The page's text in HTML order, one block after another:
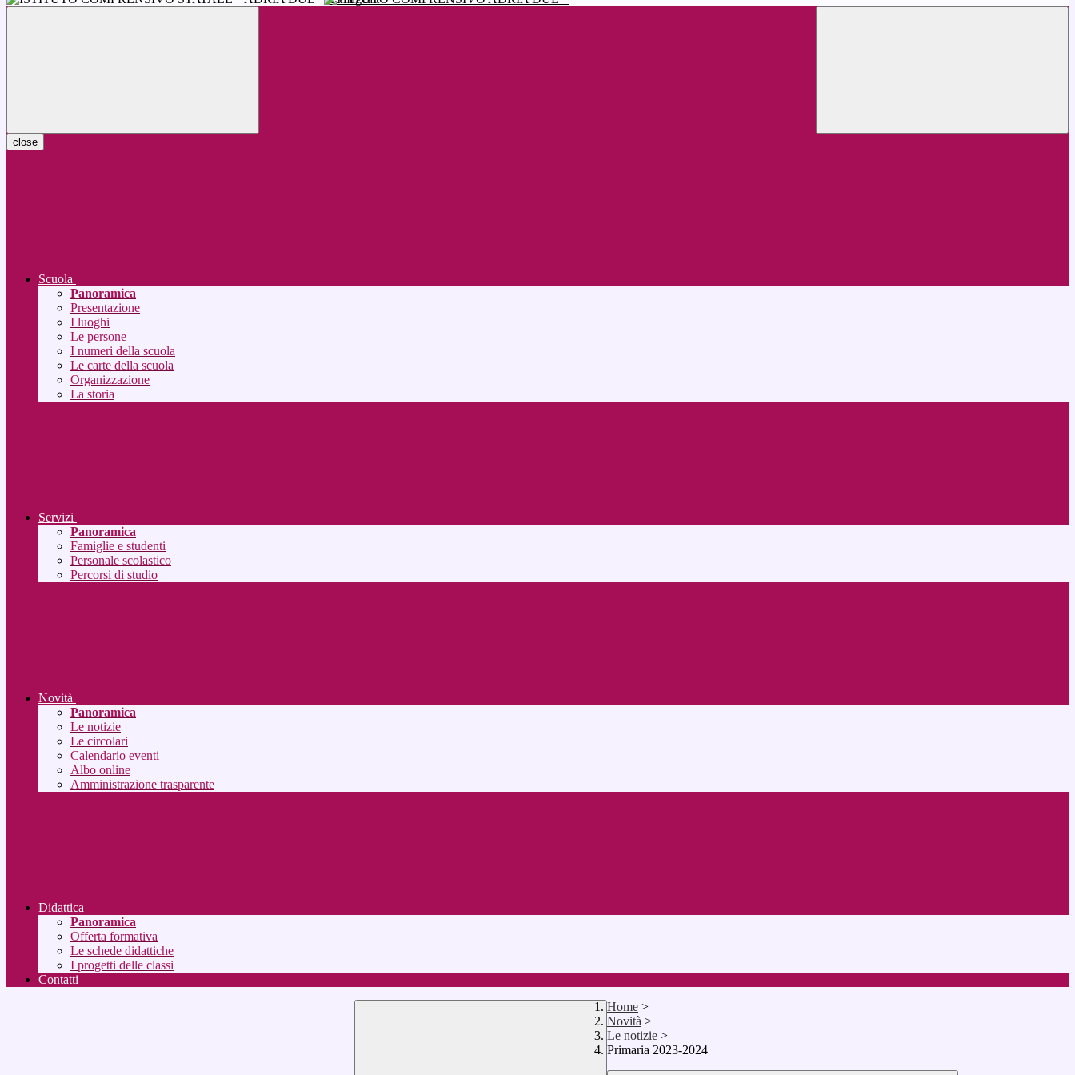
close
Scuola
Panoramica
Presentazione
I luoghi
Le persone
I numeri della scuola
Le carte della scuola
Organizzazione
La storia
Servizi
Panoramica
Famiglie e studenti
Personale scolastico
Percorsi di studio
Novità
Panoramica
Le notizie
Le circolari
Calendario eventi
Albo online
Amministrazione trasparente
Didattica
Panoramica
Offerta formativa
Le schede didattiche
I progetti delle classi
Contatti
Home >
Novità >
Le notizie >
Primaria 2023-2024